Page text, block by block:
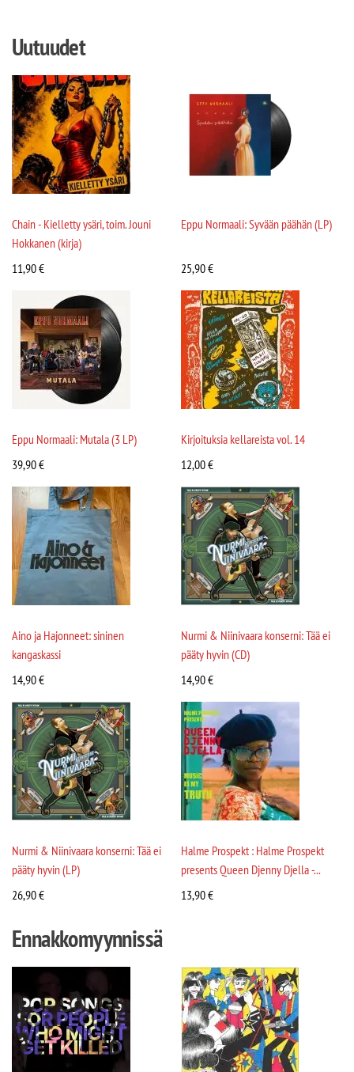
Uutuudet
Chain - Kielletty ysäri, toim. Jouni
Hokkanen (kirja)
11,90€
Eppu Normaali: Syvään päähän (LP)
25,90€
Eppu Normaali: Mutala (3 LP)
39,90€
Kirjoituksia kellareista vol. 14
12,00€
Aino ja Hajonneet: sininen
kangaskassi
14,90€
Nurmi & Niinivaara konserni: Tää ei
pääty hyvin (CD)
14,90€
Nurmi & Niinivaara konserni: Tää ei
pääty hyvin (LP)
26,90€
Halme Prospekt : Halme Prospekt
presents Queen Djenny Djella -...
13,90€
Ennakkomyynnissä